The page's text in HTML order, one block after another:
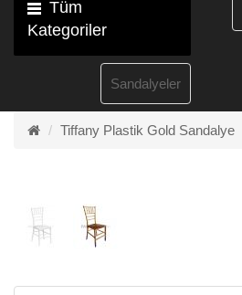
Tüm
Kategoriler
Sandalyeler
Tiffany Plastik Gold Sandalye